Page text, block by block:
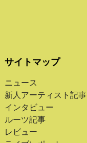
サイトマップ
ニュース
新人アーティスト記事
インタビュー
ルーツ記事
レビュー